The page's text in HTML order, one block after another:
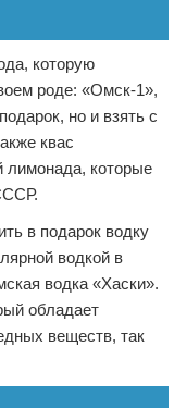
которую
роде: «Омск-1»,
но и взять с
квас
лимонада, которые
в подарок водку
водкой в
водка «Хаски».
обладает
веществ, так